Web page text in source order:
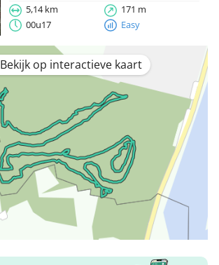
5,14 km
171 m
00u17
Easy
Bekijk op interactieve kaart